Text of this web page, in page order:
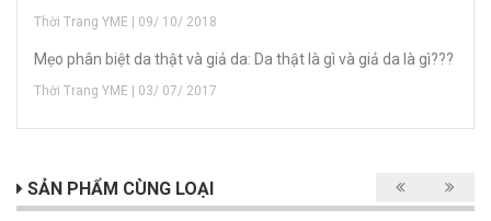
Thời Trang YME | 09/ 10/ 2018
Mẹo phân biệt da thật và giả da: Da thật là gì và giả da là gì???
Thời Trang YME | 03/ 07/ 2017
SẢN PHẨM CÙNG LOẠI